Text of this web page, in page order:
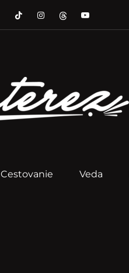
Cestovanie Veda